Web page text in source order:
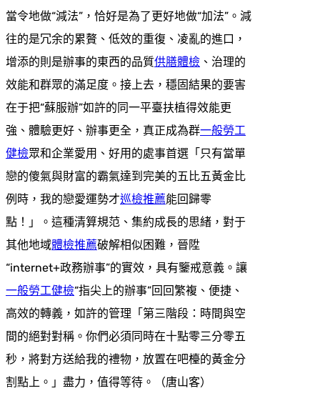
當令地做“減法”，恰好是為了更好地做“加法”。減
往的是冗余的累贅、低效的重復、凌亂的進口，
增添的則是辦事的東西的品質供膳體檢 、治理的
效能和群眾的滿足度。接上去，穩固結果的要害
在于把“蘇服辦”如許的同一平臺扶植得效能更
強、體驗更好、辦事更全，真正成為群一般勞工
健檢眾和企業愛用、好用的處事首選「只有當單
戀的傻氣與財富的霸氣達到完美的五比五黃金比
例時，我的戀愛運勢才巡檢推薦能回歸零
點！」。這種清算規范、集約成長的思緒，對于
其他地域體檢推薦破解相似困難，晉陞
“internet+政務辦事”的實效，具有鑒戒意義。讓
一般勞工健檢“指尖上的辦事”回回繁複、便捷、
高效的轉義，如許的管理「第三階段：時間與空
間的絕對對稱。你們必須同時在十點零三分零五
秒，將對方送給我的禮物，放置在吧檯的黃金分
割點上。」盡力，值得等待。（唐山客）